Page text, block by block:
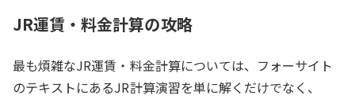
JR運賃・料金計算の攻略
最も煩雑なJR運賃・料金計算については、フォーサイト
のテキストにあるJR計算演習を単に解くだけでなく、